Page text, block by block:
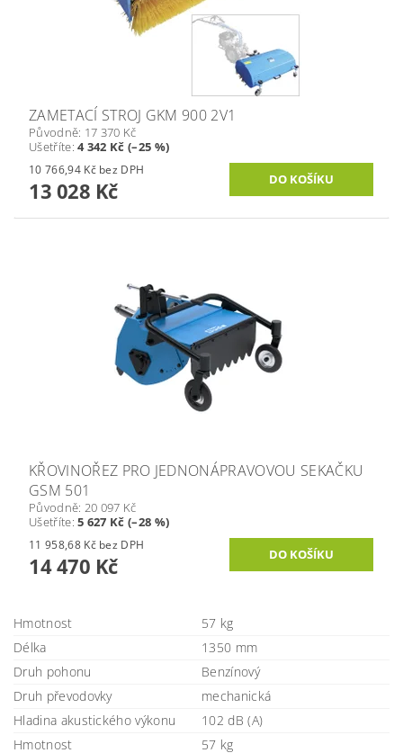
ZAMETACÍ STROJ GKM 900 2V1
Původně: 17 370 Kč
Ušetříte:4 342 Kč (–25 %)
10 766,94 Kč bez DPH
13 028 Kč
KŘOVINOŘEZ PRO JEDNONÁPRAVOVOU SEKAČKU
GSM 501
Původně: 20 097 Kč
Ušetříte:5 627 Kč (–28 %)
11 958,68 Kč bez DPH
14 470 Kč
Hmotnost
57 kg
Délka
1350 mm
Druh pohonu
Benzínový
Druh převodovky
mechanická
Hladina akustického výkonu
102 dB (A)
Hmotnost
57 kg